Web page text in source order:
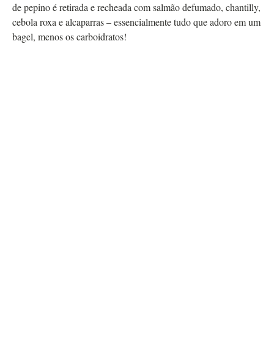
de pepino é retirada e recheada com salmão defumado, chantilly,
cebola roxa e alcaparras – essencialmente tudo que adoro em um
bagel, menos os carboidratos!